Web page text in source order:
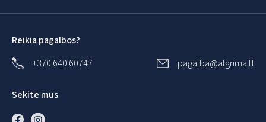
Reikia pagalbos?
+370 640 60747
pagalba@algrima.lt
Sekite mus